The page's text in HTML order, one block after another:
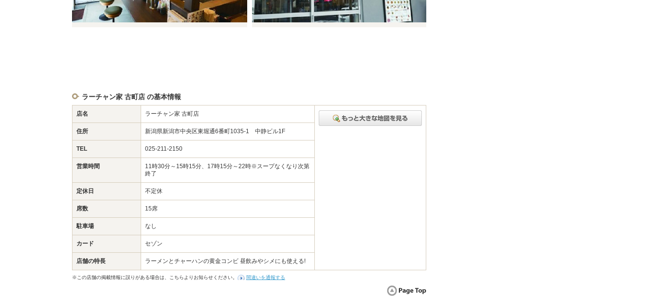
ラーチャン家 古町店 の基本情報
店名 ラーチャン家 古町店
住所 新潟県新潟市中央区東堀通6番町1035-1 中静ビル1F
TEL 025-211-2150
営業時間
11時30分～15時15分、17時15分～22時※スープなくなり次第
終了
定休日 不定休
席数 15席
駐車場 なし
カード セゾン
店舗の特長 ラーメンとチャーハンの黄金コンビ 昼飲みやシメにも使える!
※この店舗の掲載情報に誤りがある場合は、こちらよりお知らせください。 間違いを通報する